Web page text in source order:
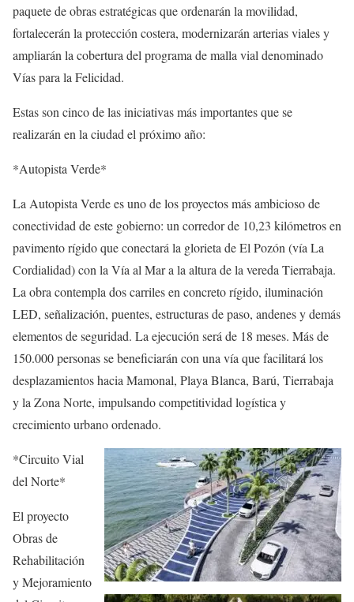
paquete de obras estratégicas que ordenarán la movilidad,
fortalecerán la protección costera, modernizarán arterias viales y
ampliarán la cobertura del programa de malla vial denominado
Vías para la Felicidad.
Estas son cinco de las iniciativas más importantes que se
realizarán en la ciudad el próximo año:
*Autopista Verde*
La Autopista Verde es uno de los proyectos más ambicioso de
conectividad de este gobierno: un corredor de 10,23 kilómetros en
pavimento rígido que conectará la glorieta de El Pozón (vía La
Cordialidad) con la Vía al Mar a la altura de la vereda Tierrabaja.
La obra contempla dos carriles en concreto rígido, iluminación
LED, señalización, puentes, estructuras de paso, andenes y demás
elementos de seguridad. La ejecución será de 18 meses. Más de
150.000 personas se beneficiarán con una vía que facilitará los
desplazamientos hacia Mamonal, Playa Blanca, Barú, Tierrabaja
y la Zona Norte, impulsando competitividad logística y
crecimiento urbano ordenado.
*Circuito Vial
del Norte*
El proyecto
Obras de
Rehabilitación
y Mejoramiento